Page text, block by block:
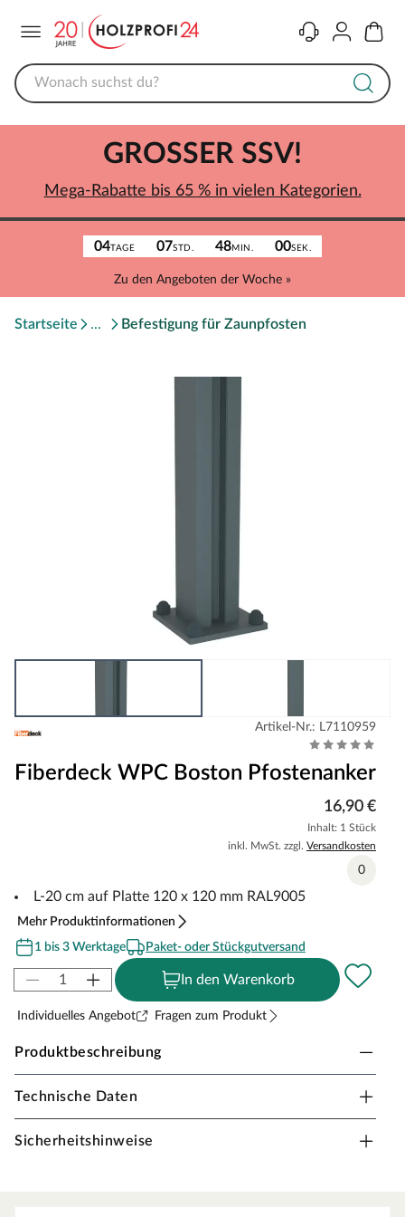
KontaktKonto
04TAGE 07STD. 48MIN. 00SEK.
Zu den Angeboten der Woche »
GROSSER SSV!
Mega-Rabatte bis 65 % in vielen Kategorien.
Startseite Befestigung für Zaunpfosten
Artikel-Nr.: L7110959
Fiberdeck WPC Boston Pfostenanker
16,90 €
Inhalt: 1 Stück
inkl. MwSt. zzgl. Versandkosten
0
L-20 cm auf Platte 120 x 120 mm RAL9005
Mehr Produktinformationen
1 bis 3 Werktage
Paket- oder Stückgutversand
In den Warenkorb
Individuelles Angebot Fragen zum Produkt
Produktbeschreibung
Fiberdeck WPC Boston Pfostenanker
Der WPC Boston Pfostenanker ist die ideale
Technische Daten
Sicherheitshinweise